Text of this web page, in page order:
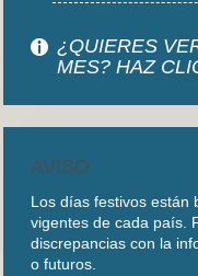
¿QUIERES
MES? HAZ
AVISO
Los días festivos están
vigentes de cada país.
discrepancias con la
o futuros.